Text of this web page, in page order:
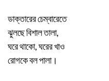
ডাক্তারের চেম্বারেতে
ঝুলছে বিশাল তালা,
ঘরে থাকো, ঘরের খাও
রোগকে বল পালা।